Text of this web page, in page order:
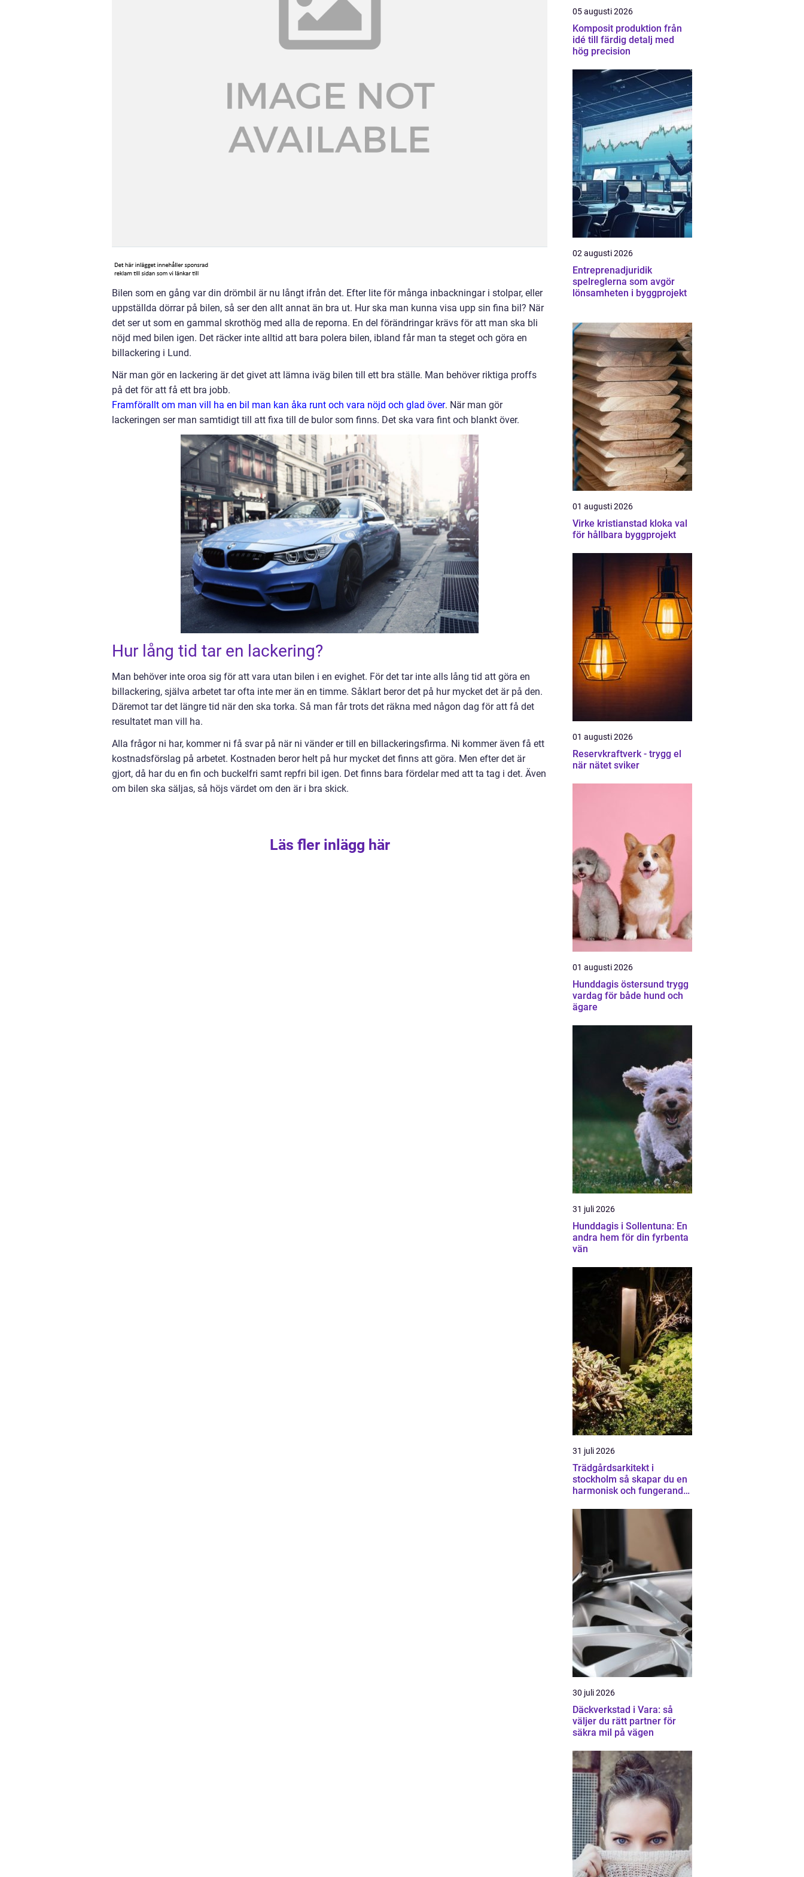
Bilen som en gång var din drömbil är nu långt ifrån det. Efter lite för många inbackningar i stolpar, eller
uppställda dörrar på bilen, så ser den allt annat än bra ut. Hur ska man kunna visa upp sin fina bil? När
det ser ut som en gammal skrothög med alla de reporna. En del förändringar krävs för att man ska bli
nöjd med bilen igen. Det räcker inte alltid att bara polera bilen, ibland får man ta steget och göra en
billackering i Lund.
När man gör en lackering är det givet att lämna iväg bilen till ett bra ställe. Man behöver riktiga proffs
på det för att få ett bra jobb.
Framförallt om man vill ha en bil man kan åka runt och vara nöjd och glad över. När man gör
lackeringen ser man samtidigt till att fixa till de bulor som finns. Det ska vara fint och blankt över.
Hur lång tid tar en lackering?
Man behöver inte oroa sig för att vara utan bilen i en evighet. För det tar inte alls lång tid att göra en
billackering, själva arbetet tar ofta inte mer än en timme. Såklart beror det på hur mycket det är på den.
Däremot tar det längre tid när den ska torka. Så man får trots det räkna med någon dag för att få det
resultatet man vill ha.
Alla frågor ni har, kommer ni få svar på när ni vänder er till en billackeringsfirma. Ni kommer även få ett
kostnadsförslag på arbetet. Kostnaden beror helt på hur mycket det finns att göra. Men efter det är
gjort, då har du en fin och buckelfri samt repfri bil igen. Det finns bara fördelar med att ta tag i det. Även
om bilen ska säljas, så höjs värdet om den är i bra skick.
Läs fler inlägg här
05 augusti 2026
Komposit produktion från
idé till färdig detalj med
hög precision
02 augusti 2026
Entreprenadjuridik
spelreglerna som avgör
lönsamheten i byggprojekt
01 augusti 2026
Virke kristianstad kloka val
för hållbara byggprojekt
01 augusti 2026
Reservkraftverk - trygg el
när nätet sviker
01 augusti 2026
Hunddagis östersund trygg
vardag för både hund och
ägare
31 juli 2026
Hunddagis i Sollentuna: En
andra hem för din fyrbenta
vän
31 juli 2026
Trädgårdsarkitekt i
stockholm så skapar du en
harmonisk och fungerande
30 juli 2026
Däckverkstad i Vara: så
väljer du rätt partner för
säkra mil på vägen